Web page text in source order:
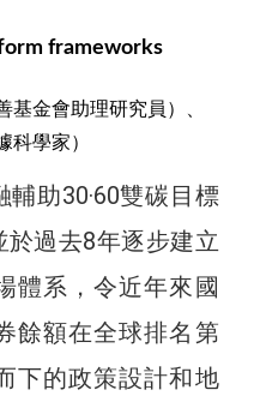
frameworks
金會助理研究員）、
學家）
助30·60雙碳目標
過去8年逐步建立
體系，令近年來國
餘額在全球排名第
下的政策設計和地